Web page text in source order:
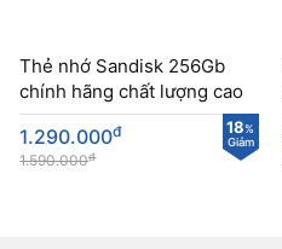
Thẻ nhớ Sandisk 256Gb
chính hãng chất lượng cao
18%
Giảm
1.290.000đ
1.590.000đ